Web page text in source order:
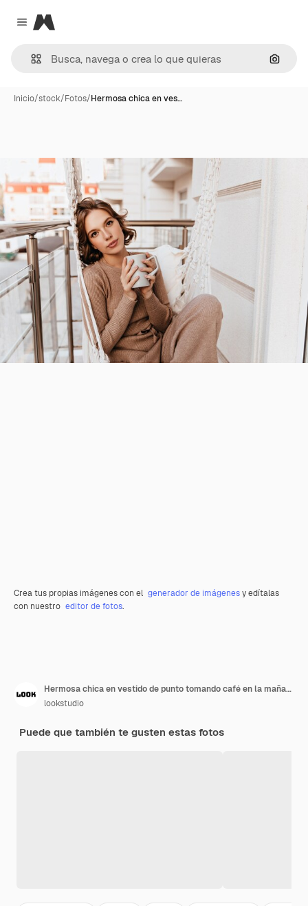
Close menu
Magnific
Inicio/stock/Fotos/Hermosa chica en ves…
Crea tus propias imágenes con el generador de imágenesy edítalas
con nuestro editor de fotos.
Hermosa chica en vestido de punto tomando café en la mañana. Mujer joven caucásica romántica que sostiene la taza de té en el balcón.
lookstudio
Puede que también te gusten estas fotos